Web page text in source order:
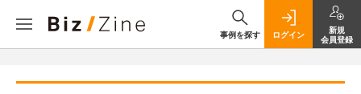
事例を探す ログイン
新規
会員登録